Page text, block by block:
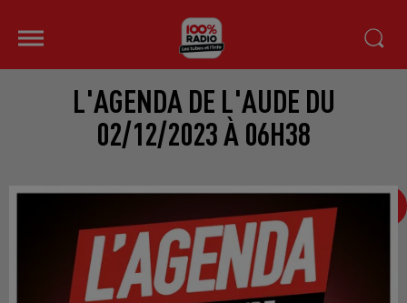
L'AGENDA DE L'AUDE DU
02/12/2023 À 06H38